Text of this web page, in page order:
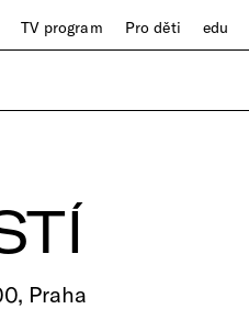
TV program Pro děti edu
Praha